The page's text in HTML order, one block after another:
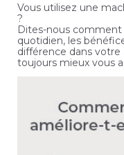
Vous utilisez une
?
Dites-nous
quotidien, les
différence dans votre
toujours mieux vous